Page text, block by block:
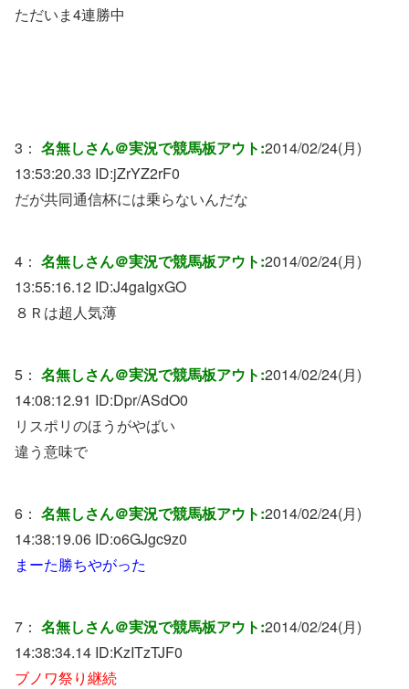
ただいま4連勝中
3： 名無しさん＠実況で競馬板アウト:2014/02/24(月)
13:53:20.33 ID:jZrYZ2rF0
だが共同通信杯には乗らないんだな
4： 名無しさん＠実況で競馬板アウト:2014/02/24(月)
13:55:16.12 ID:J4gaIgxGO
８Ｒは超人気薄
5： 名無しさん＠実況で競馬板アウト:2014/02/24(月)
14:08:12.91 ID:Dpr/ASdO0
リスポリのほうがやばい
違う意味で
6： 名無しさん＠実況で競馬板アウト:2014/02/24(月)
14:38:19.06 ID:o6GJgc9z0
まーた勝ちやがった
7： 名無しさん＠実況で競馬板アウト:2014/02/24(月)
14:38:34.14 ID:KzITzTJF0
ブノワ祭り継続